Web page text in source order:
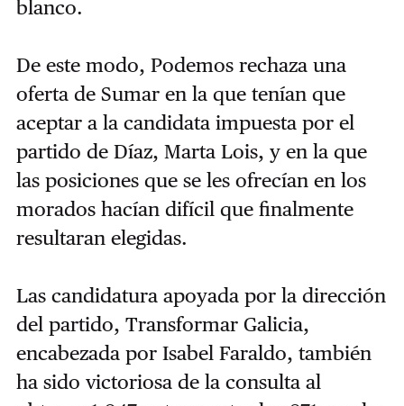
blanco.
De este modo, Podemos rechaza una
oferta de Sumar en la que tenían que
aceptar a la candidata impuesta por el
partido de Díaz, Marta Lois, y en la que
las posiciones que se les ofrecían en los
morados hacían difícil que finalmente
resultaran elegidas.
Las candidatura apoyada por la dirección
del partido, Transformar Galicia,
encabezada por Isabel Faraldo, también
ha sido victoriosa de la consulta al